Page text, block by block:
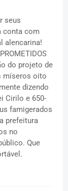
seus
conta com
alencarina!
do projeto de
míseros oito
dizendo
Cirilo e 650-
famigerados
prefeitura
no
Que